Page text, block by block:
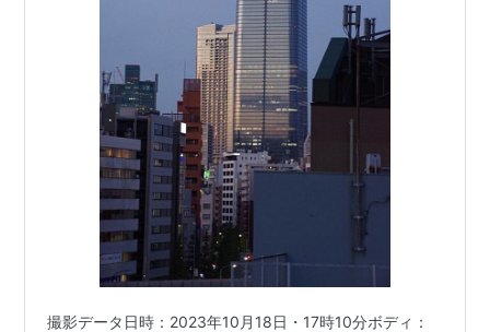
撮影データ日時：2023年10月18日・17時10分ボディ：